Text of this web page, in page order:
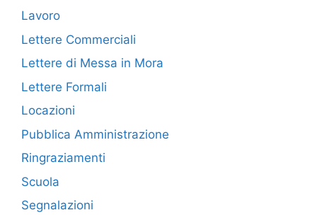
Lavoro
Lettere Commerciali
Lettere di Messa in Mora
Lettere Formali
Locazioni
Pubblica Amministrazione
Ringraziamenti
Scuola
Segnalazioni